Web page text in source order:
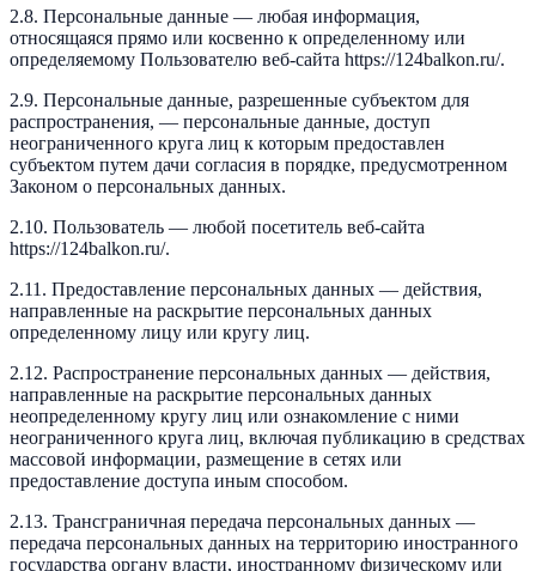
2.8. Персональные данные — любая информация,
относящаяся прямо или косвенно к определенному или
определяемому Пользователю веб-сайта https://124balkon.ru/.
2.9. Персональные данные, разрешенные субъектом для
распространения, — персональные данные, доступ
неограниченного круга лиц к которым предоставлен
субъектом путем дачи согласия в порядке, предусмотренном
Законом о персональных данных.
2.10. Пользователь — любой посетитель веб-сайта
https://124balkon.ru/.
2.11. Предоставление персональных данных — действия,
направленные на раскрытие персональных данных
определенному лицу или кругу лиц.
2.12. Распространение персональных данных — действия,
направленные на раскрытие персональных данных
неопределенному кругу лиц или ознакомление с ними
неограниченного круга лиц, включая публикацию в средствах
массовой информации, размещение в сетях или
предоставление доступа иным способом.
2.13. Трансграничная передача персональных данных —
передача персональных данных на территорию иностранного
государства органу власти, иностранному физическому или